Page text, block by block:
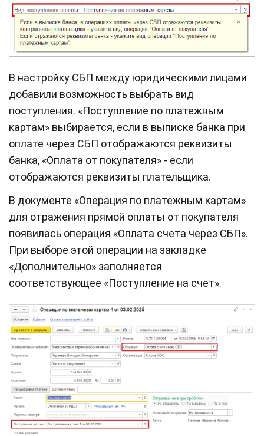
В настройку СБП между юридическими лицами
добавили возможность выбрать вид
поступления. «Поступление по платежным
картам» выбирается, если в выписке банка при
оплате через СБП отображаются реквизиты
банка, «Оплата от покупателя» - если
отображаются реквизиты плательщика.
В документе «Операция по платежным картам»
для отражения прямой оплаты от покупателя
появилась операция «Оплата счета через СБП».
При выборе этой операции на закладке
«Дополнительно» заполняется
соответствующее «Поступление на счет».